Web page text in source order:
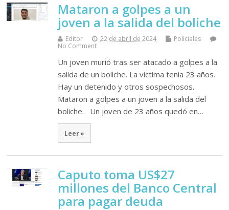
Mataron a golpes a un
joven a la salida del boliche
Editor 22 de abril de 2024
Policiales
No Comment
Un joven murió tras ser atacado a golpes a la
salida de un boliche. La víctima tenía 23 años.
Hay un detenido y otros sospechosos.
Mataron a golpes a un joven a la salida del
boliche. Un joven de 23 años quedó en…
Leer »
Caputo toma US$27
millones del Banco Central
para pagar deuda